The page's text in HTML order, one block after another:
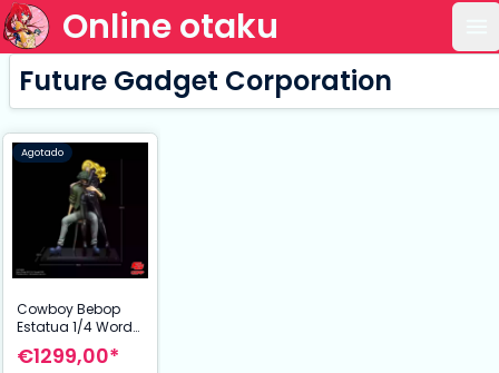
Online otaku
Future Gadget Corporation
Agotado
Cowboy Bebop
Estatua 1/4 Words
that we couldn't
say 20th
€1299,00*